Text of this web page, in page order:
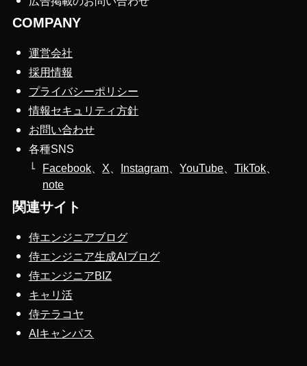
COMPANY
運営会社
採用情報
プライバシーポリシー
情報セキュリティ方針
お問い合わせ
各種SNS
Facebook
X Instagram 、YouTube 、TikTok
note
関連サイト
侍エンジニアブログ
侍エンジニア生成AIブログ
侍エンジニアBIZ
キャリ活
侍テラコヤ
AIキャンパス